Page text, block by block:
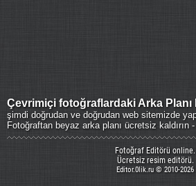
Çevrimiçi fotoğraflardaki Arka Planı
şimdi doğrudan ve doğrudan web sitemizde
Fotoğraftan beyaz arka planı ücretsiz kaldırın
Fotoğraf Editörü online.
Ücretsiz resim editörü.
Editor.0lik.ru © 2010-2026